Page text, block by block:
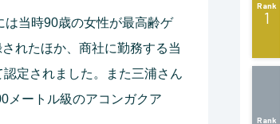
は当時90歳の女性が最高齢ゲ
れたほか、商社に勤務する当
定されました。また三浦さん
メートル級のアコンガクア
Rank
1
Rank